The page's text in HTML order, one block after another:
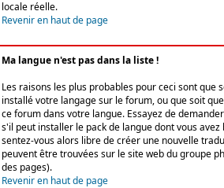
locale réelle.
Revenir en haut de page
Ma langue n'est pas dans la liste !
Les raisons les plus probables pour ceci sont que
installé votre langage sur le forum, ou que soit
ce forum dans votre langue. Essayez de
s'il peut installer le pack de langue dont vous avez
sentez-vous alors libre de créer une nouvelle
peuvent être trouvées sur le site web du groupe
des pages).
Revenir en haut de page